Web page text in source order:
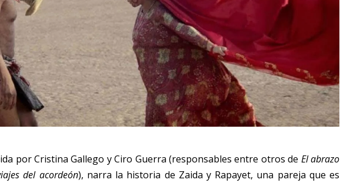
por Cristina Gallego y Ciro Guerra (responsables entre otros de El abrazo
del acordeón), narra la historia de Zaida y Rapayet, una pareja que es